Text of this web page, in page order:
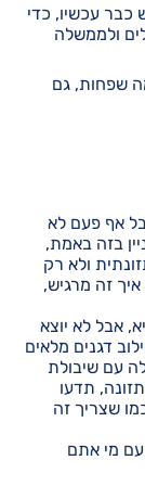
כבר עכשיו, כדי
ולממשלה
שפחות, גם
אף פעם לא
בזה באמת,
ולא רק
איך זה מרגיש,
אבל לא יוצא
דגנים מלאים
עם שיבולת
תדעו
שצריך זה
מי אתם